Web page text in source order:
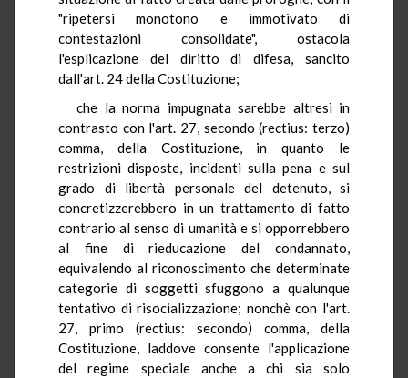
"ripetersi monotono e immotivato di
contestazioni consolidate", ostacola
l'esplicazione del diritto di difesa, sancito
dall'art. 24 della Costituzione;
che la norma impugnata sarebbe altresì in
contrasto con l'art. 27, secondo (rectius: terzo)
comma, della Costituzione, in quanto le
restrizioni disposte, incidenti sulla pena e sul
grado di libertà personale del detenuto, si
concretizzerebbero in un trattamento di fatto
contrario al senso di umanità e si opporrebbero
al fine di rieducazione del condannato,
equivalendo al riconoscimento che determinate
categorie di soggetti sfuggono a qualunque
tentativo di risocializzazione; nonchè con l'art.
27, primo (rectius: secondo) comma, della
Costituzione, laddove consente l'applicazione
del regime speciale anche a chi sia solo